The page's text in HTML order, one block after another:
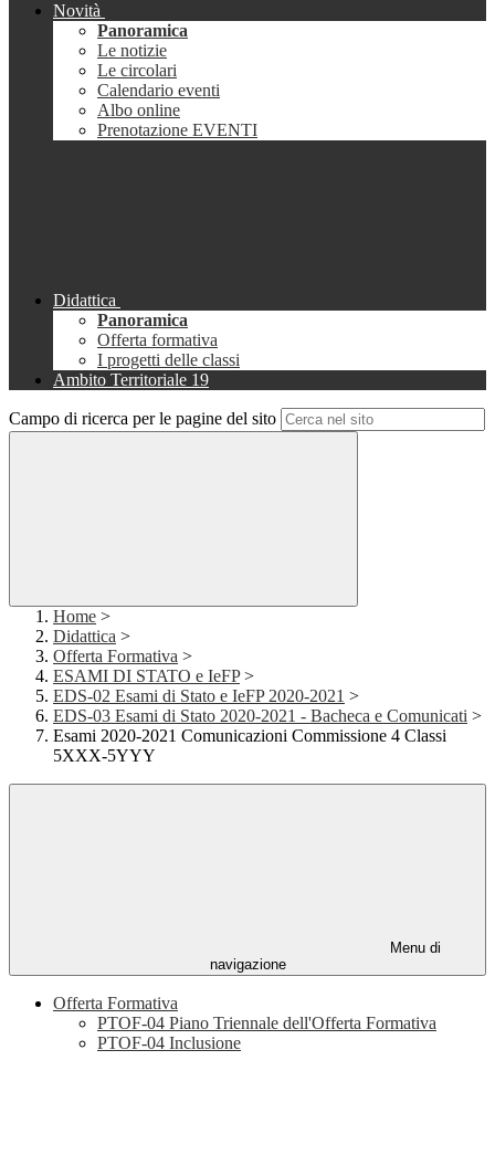
Novità
Panoramica
Le notizie
Le circolari
Calendario eventi
Albo online
Prenotazione EVENTI
Didattica
Panoramica
Offerta formativa
I progetti delle classi
Ambito Territoriale 19
Campo di ricerca per le pagine del sito
Home >
Didattica >
Offerta Formativa >
ESAMI DI STATO e IeFP >
EDS-02 Esami di Stato e IeFP 2020-2021 >
EDS-03 Esami di Stato 2020-2021 - Bacheca e Comunicati >
Esami 2020-2021 Comunicazioni Commissione 4 Classi
5XXX-5YYY
Menu di
navigazione
Offerta Formativa
PTOF-04 Piano Triennale dell'Offerta Formativa
PTOF-04 Inclusione